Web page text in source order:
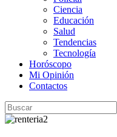
Ciencia
Educación
Salud
Tendencias
Tecnología
Horóscopo
Mi Opinión
Contactos